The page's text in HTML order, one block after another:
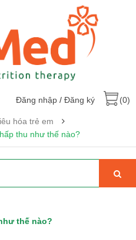
Đăng nhập / Đăng ký (0)
hóa trẻ em
thu như thế nào?
thế nào?